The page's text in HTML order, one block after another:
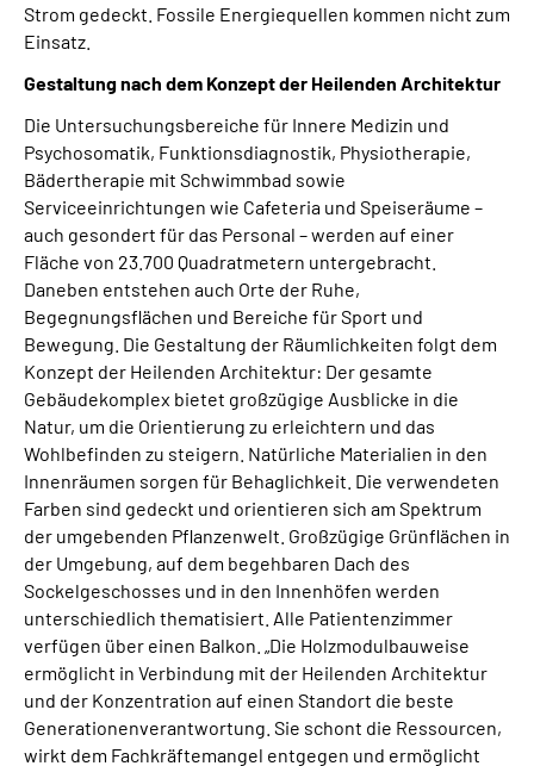
Strom gedeckt. Fossile Energiequellen kommen nicht zum
Einsatz.
Gestaltung nach dem Konzept der Heilenden Architektur
Die Untersuchungsbereiche für Innere Medizin und
Psychosomatik, Funktionsdiagnostik, Physiotherapie,
Bädertherapie mit Schwimmbad sowie
Serviceeinrichtungen wie Cafeteria und Speiseräume –
auch gesondert für das Personal – werden auf einer
Fläche von 23.700 Quadratmetern untergebracht.
Daneben entstehen auch Orte der Ruhe,
Begegnungsflächen und Bereiche für Sport und
Bewegung. Die Gestaltung der Räumlichkeiten folgt dem
Konzept der Heilenden Architektur: Der gesamte
Gebäudekomplex bietet großzügige Ausblicke in die
Natur, um die Orientierung zu erleichtern und das
Wohlbefinden zu steigern. Natürliche Materialien in den
Innenräumen sorgen für Behaglichkeit. Die verwendeten
Farben sind gedeckt und orientieren sich am Spektrum
der umgebenden Pflanzenwelt. Großzügige Grünflächen in
der Umgebung, auf dem begehbaren Dach des
Sockelgeschosses und in den Innenhöfen werden
unterschiedlich thematisiert. Alle Patientenzimmer
verfügen über einen Balkon. „Die Holzmodulbauweise
ermöglicht in Verbindung mit der Heilenden Architektur
und der Konzentration auf einen Standort die beste
Generationenverantwortung. Sie schont die Ressourcen,
wirkt dem Fachkräftemangel entgegen und ermöglicht